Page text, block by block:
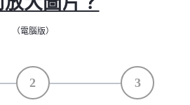
（電腦版）
2 3